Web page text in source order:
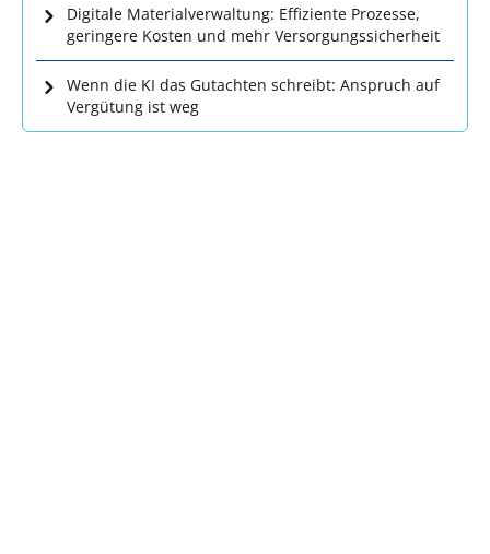
Digitale Materialverwaltung: Effiziente Prozesse,
geringere Kosten und mehr Versorgungssicherheit
Wenn die KI das Gutachten schreibt: Anspruch auf
Vergütung ist weg